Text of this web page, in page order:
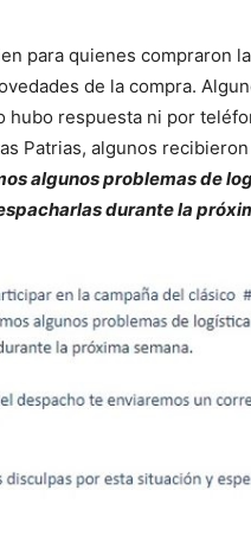
para quienes compraron
de la compra.
hubo respuesta ni por
Patrias, algunos
algunos problemas de
durante la